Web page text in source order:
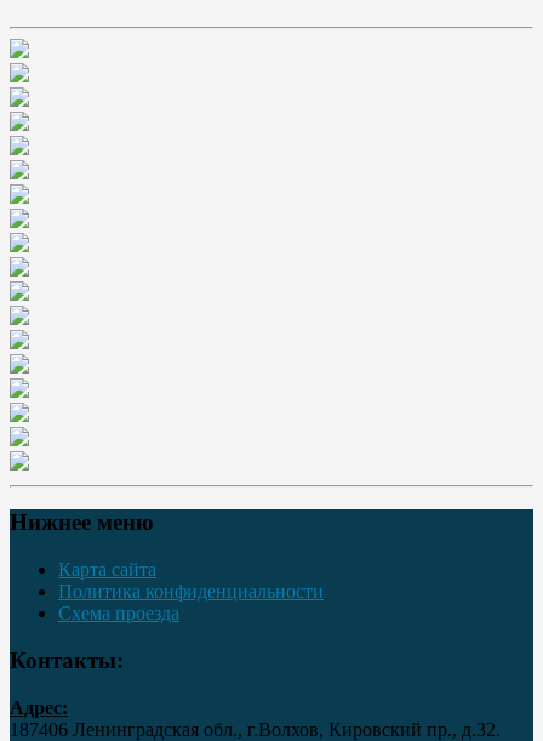
Нижнее меню
Карта сайта
Политика конфиденциальности
Схема проезда
Контакты:
Адрес:
187406 Ленинградская обл., г.Волхов, Кировский пр., д.32.